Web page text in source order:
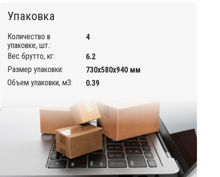
Упаковка
Количество в
упаковке, шт.:
4
Вес брутто, кг:
6.2
Размер упаковки:
730х580х940 мм
Объем упаковки, м3:
0.39